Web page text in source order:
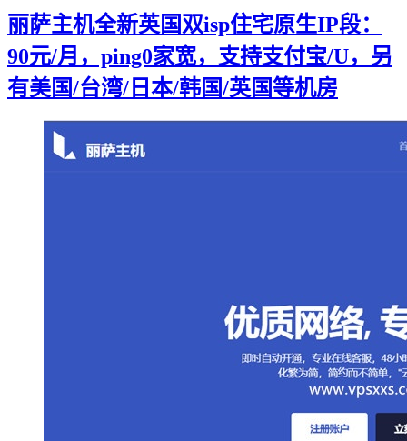
丽萨主机全新英国双isp住宅原生IP段：
90元/月，ping0家宽，支持支付宝/U，另
有美国/台湾/日本/韩国/英国等机房